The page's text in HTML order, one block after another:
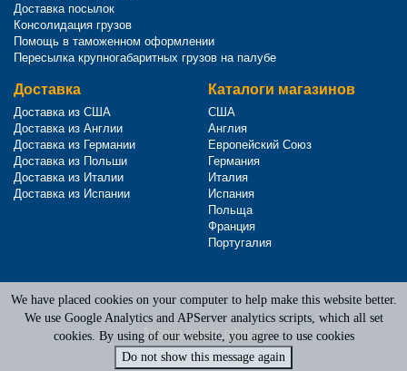
Доставка посылок
Консолидация грузов
Помощь в таможенном оформлении
Пересылка крупногабаритных грузов на палубе
Доставка
Доставка из США
Доставка из Англии
Доставка из Германии
Доставка из Польши
Доставка из Италии
Доставка из Испании
Каталоги магазинов
США
Англия
Европейский Союз
Германия
Италия
Испания
Польща
Франция
Португалия
Terms of Service
Privacy Policy
Адреса наших офисов
We have placed cookies on your computer to help make this website better.
We use Google Analytics and APServer analytics scripts, which all set
cookies. By using of our website, you agree to use cookies
Do not show this message again